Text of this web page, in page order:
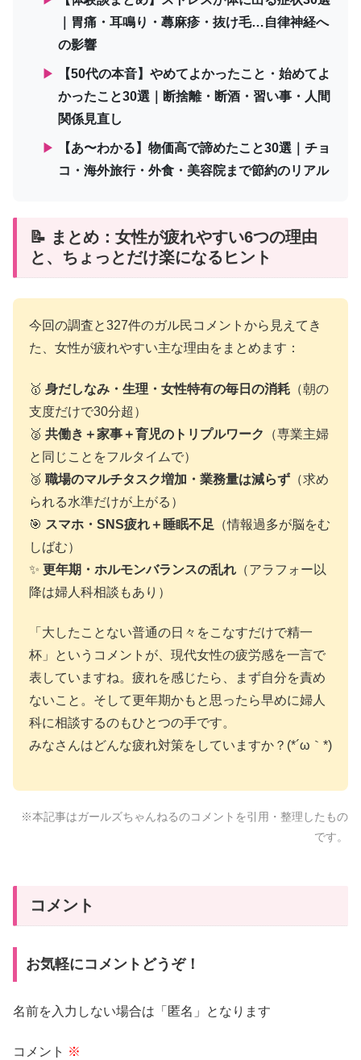
｜胃痛・耳鳴り・蕁麻疹・抜け毛…自律神経へ
の影響
▶
【50代の本音】やめてよかったこと・始めてよ
かったこと30選｜断捨離・断酒・習い事・人間
関係見直し
▶
【あ〜わかる】物価高で諦めたこと30選｜チョ
コ・海外旅行・外食・美容院まで節約のリアル
📝 まとめ：女性が疲れやすい6つの理由
と、ちょっとだけ楽になるヒント
今回の調査と327件のガル民コメントから見えてき
た、女性が疲れやすい主な理由をまとめます：
🥇 身だしなみ・生理・女性特有の毎日の消耗 （朝の
支度だけで30分超）
🥈 共働き＋家事＋育児のトリプルワーク
（専業主婦
と同じことをフルタイムで）
🥉 職場のマルチタスク増加・業務量は減らず （求め
られる水準だけが上がる）
🎯 スマホ・SNS疲れ＋睡眠不足
（情報過多が脳をむ
しばむ）
✨ 更年期・ホルモンバランスの乱れ （アラフォー以
降は婦人科相談もあり）
「大したことない普通の日々をこなすだけで精一
杯」というコメントが、現代女性の疲労感を一言で
表していますね。疲れを感じたら、まず自分を責め
ないこと。そして更年期かもと思ったら早めに婦人
科に相談するのもひとつの手です。
みなさんはどんな疲れ対策をしていますか？(*´ω｀*)
※本記事はガールズちゃんねるのコメントを引用・整理したもの
です。
コメント
お気軽にコメントどうぞ！
名前を入力しない場合は「匿名」となります
コメント ※